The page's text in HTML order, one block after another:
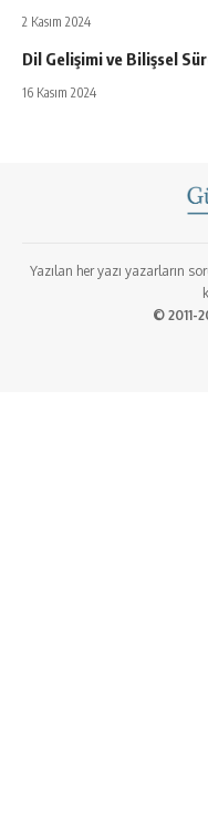
2 Kasım 2024
Dil Gelişimi ve Bilişsel
16 Kasım 2024
Yazılan her yazı yazarların
© 2011-